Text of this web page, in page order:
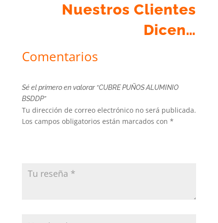
Nuestros Clientes
Dicen…
Comentarios
Sé el primero en valorar “CUBRE PUÑOS ALUMINIO
BSDDP”
Tu dirección de correo electrónico no será publicada.
Los campos obligatorios están marcados con *